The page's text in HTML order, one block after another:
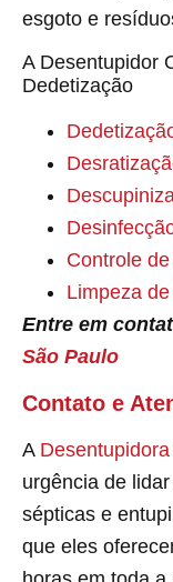
esgoto e
A Desentupidor
Dedetização
Controle
Limpeza
Entre em
São Paulo
Contato e
A
urgência de
sépticas e
que eles